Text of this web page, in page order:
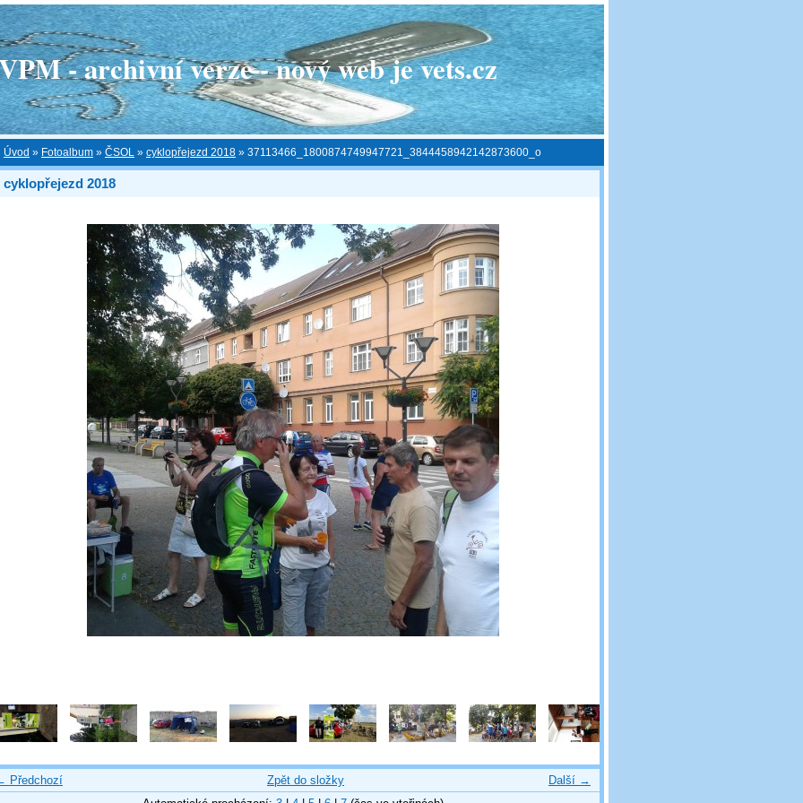
- archivní verze - nový web je vets.cz
Úvod » Fotoalbum » ČSOL » cyklopřejezd 2018 » 37113466_1800874749947721_3844458942142873600_o
cyklopřejezd 2018
Předchozí Další →
Zpět do složky